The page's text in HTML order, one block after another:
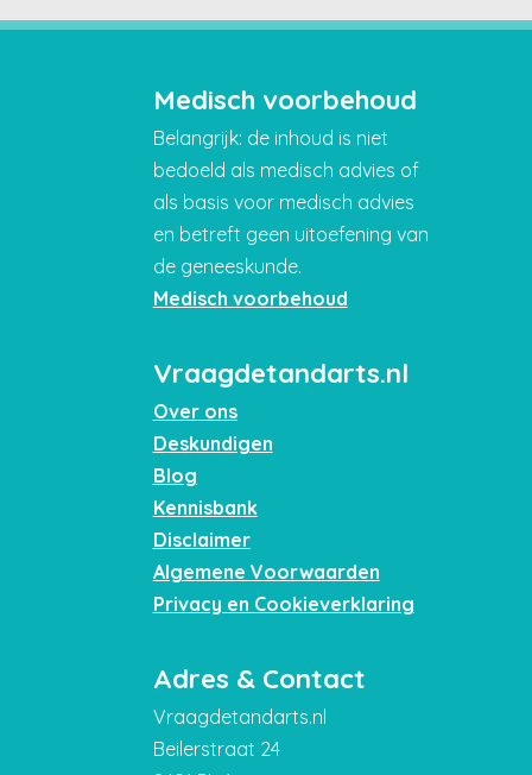
Medisch voorbehoud
Belangrijk: de inhoud is niet
bedoeld als medisch advies of
als basis voor medisch advies
en betreft geen uitoefening van
de geneeskunde.
Medisch voorbehoud
Vraagdetandarts.nl
Over ons
Deskundigen
Blog
Kennisbank
Disclaimer
Algemene Voorwaarden
Privacy en Cookieverklaring
Adres & Contact
Vraagdetandarts.nl
Beilerstraat 24